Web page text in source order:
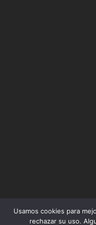
Usamos cookies para
rechazar su uso.